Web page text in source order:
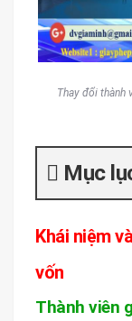
Thay đổi thành
Mục
Khái niệm
vốn
Thành viên